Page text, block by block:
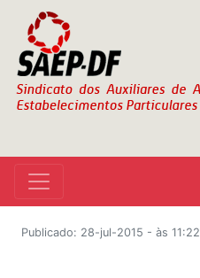
Publicado: 28-jul-2015 - às 11:22